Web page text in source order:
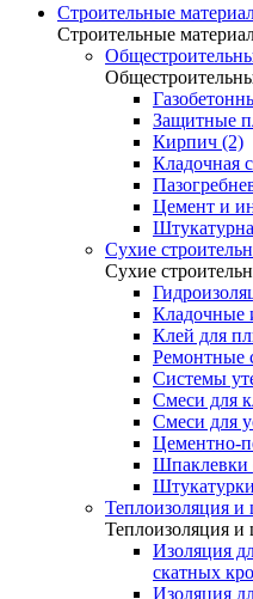
Строительные
Строительные
Защитные
Кирпич (2)
Кладочная
Цемент и
Сухие
Сухие
Кладочные
Клей для
Ремонтные
Системы
Смеси для
Смеси для
Цементно-
Шпаклевки
Теплоизоляция
Теплоизоляция
Изоляция
скатных
Изоляция